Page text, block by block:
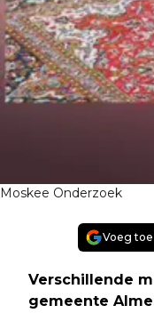
Moskee Onderzoek
Voeg
Verschillende
gemeente